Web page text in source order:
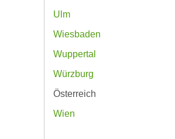
Ulm
Wiesbaden
Wuppertal
Würzburg
Österreich
Wien